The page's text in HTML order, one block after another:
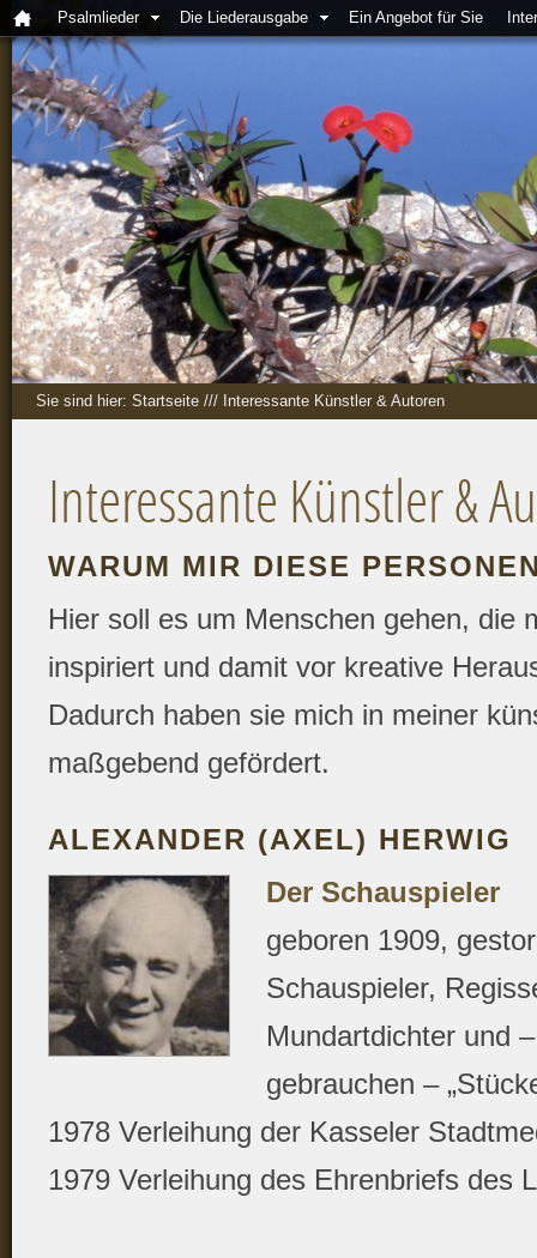
Psalmlieder Die Liederausgabe Ein Angebot für Sie
Sie sind hier: Startseite /// Interessante Künstler & Autoren
Interessante Künstler &
WARUM MIR DIESE
Hier soll es um Menschen gehen, die
inspiriert und damit vor kreative
Dadurch haben sie mich in meiner
maßgebend gefördert.
ALEXANDER (AXEL) HERWIG
Der Schauspieler
geboren 1909,
Schauspieler,
Mundartdichter und
gebrauchen –
1978 Verleihung der Kasseler
1979 Verleihung des Ehrenbriefs des